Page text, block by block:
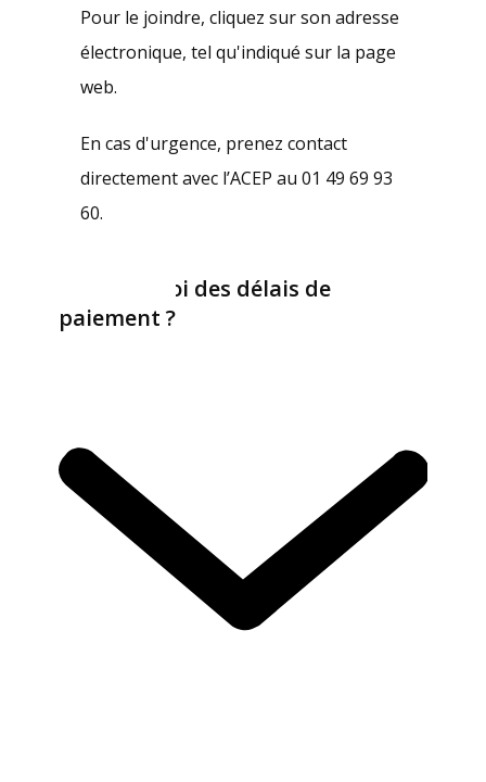
Pour le joindre, cliquez sur son adresse
électronique, tel qu'indiqué sur la page
web.
En cas d'urgence, prenez contact
directement avec l’ACEP au 01 49 69 93
60.
Pourquoi des délais de
paiement ?